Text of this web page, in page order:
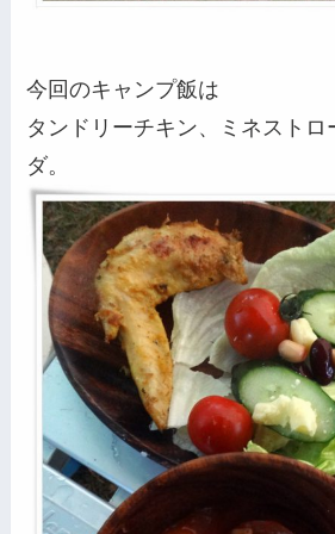
今回のキャンプ飯は
タンドリーチキン、ミネストロ
ダ。